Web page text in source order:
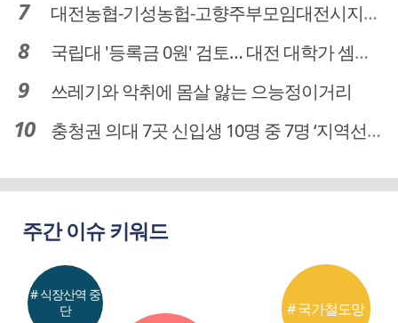
대전농협-기성농헙-고향주부모임대전시지회, 이심점심 중식지원 봉사활동
국립대 '등록금 0원' 검토… 대전 대학가 셈법 복잡
쓰레기와 악취에 몸살 앓는 으능정이거리
충청권 의대 7곳 신입생 10명 중 7명 ‘지역선발’… 대전도 69.7%
주간 이슈 키워드
# 국가철도망
# 식장산역 중
단